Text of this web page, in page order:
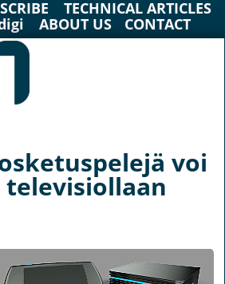
TECHNICAL ARTICLES
ABOUT US CONTACT
voi